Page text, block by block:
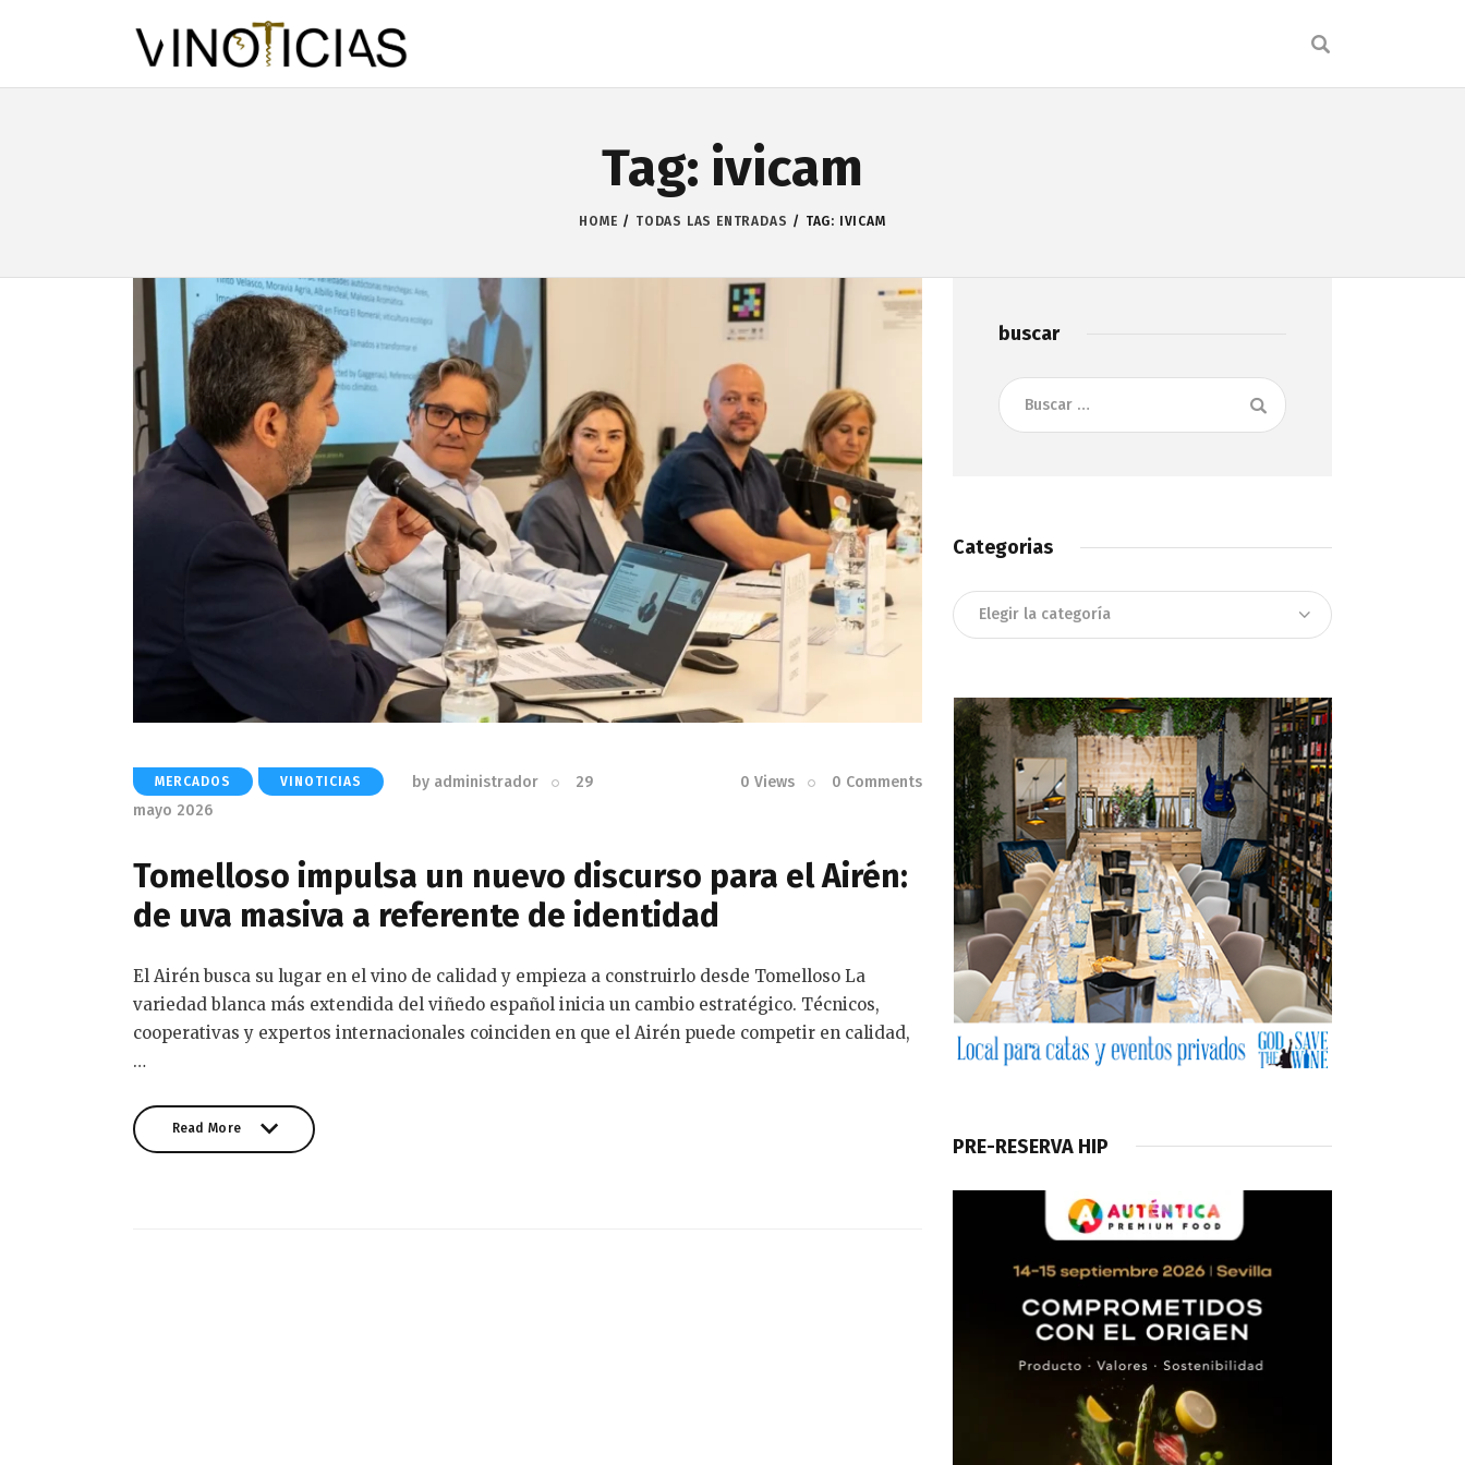
Tag: ivicam
HOME TODAS LAS ENTRADAS TAG: IVICAM
MERCADOS VINOTICIAS by administrador
29
mayo 2026
0 Views 0 Comments
Tomelloso impulsa un nuevo discurso para el Airén:
de uva masiva a referente de identidad
El Airén busca su lugar en el vino de calidad y empieza a construirlo desde Tomelloso La
variedad blanca más extendida del viñedo español inicia un cambio estratégico. Técnicos,
cooperativas y expertos internacionales coinciden en que el Airén puede competir en calidad,
…
Read More
buscar
Buscar:
Categorias
Categorias
PRE-RESERVA HIP